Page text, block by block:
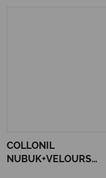
COLLONIL
NUBUK+VELOURS